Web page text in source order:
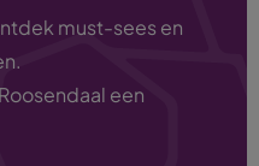
must-sees en
een